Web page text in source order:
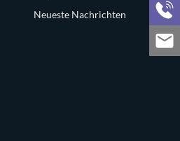
Neueste Nachrichten